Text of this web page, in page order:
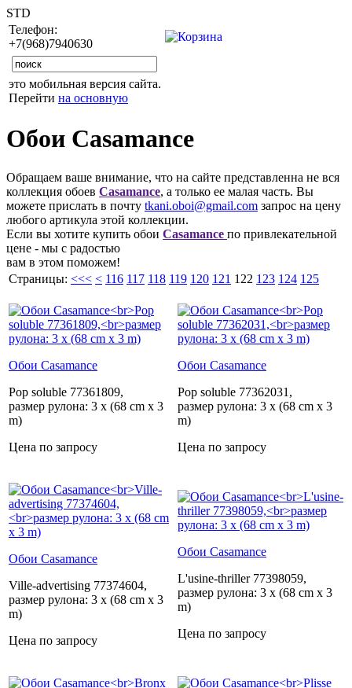
STD
Телефон:
+7(968)7940630
это мобильная версия сайта.
Перейти на основную
Обои Casamance
Обращаем ваше внимание, что на сайте представленна не вся
коллекция обоев Casamance, а только ее малая часть. Вы
можете прислать в почту tkani.oboi@gmail.com запрос на цену
любого артикула этой коллекции.
Если вы хотите купить обои Casamance по привлекательной
цене - мы с радостью
вам в этом поможем!
Страницы: <<< < 116 117 118 119 120 121 122 123 124 125
Обои Casamance
Pop soluble 77361809,
размер рулона: 3 x (68 cm x 3
m)
Цена по запросу
Обои Casamance
Pop soluble 77362031,
размер рулона: 3 x (68 cm x 3
m)
Цена по запросу
Обои Casamance
Ville-advertising 77374604,
размер рулона: 3 x (68 cm x 3
m)
Цена по запросу
Обои Casamance
L'usine-thriller 77398059,
размер рулона: 3 x (68 cm x 3
m)
Цена по запросу